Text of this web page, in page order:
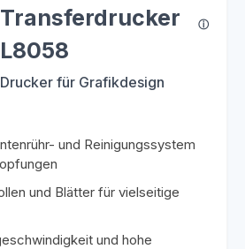
Transferdrucker
L8058
Drucker für Grafikdesign
und Reinigungssystem
und Blätter für vielseitige
und hohe